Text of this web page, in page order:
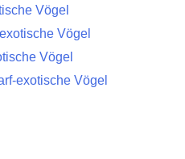
Vögel
Vögel
Vögel
exotische Vögel